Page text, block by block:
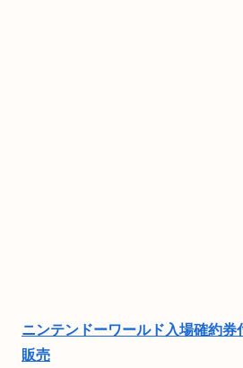
ニンテンドーワールド入場確約
販売